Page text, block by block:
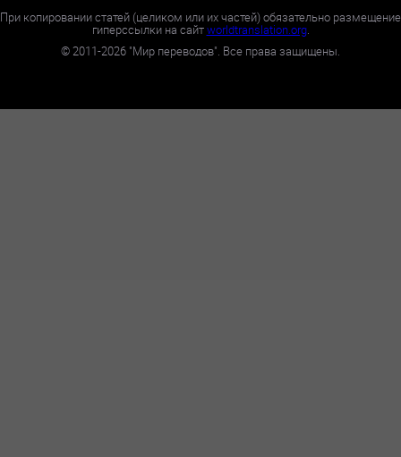
При копировании статей (целиком или их частей) обязательно размещение
гиперссылки на сайтworldtranslation.org.
©2011-2026 "Мир переводов". Все права защищены.